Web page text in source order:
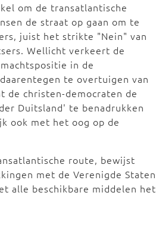
om de transatlantische
de straat op gaan om te
juist het strikte "Nein" van
Wellicht verkeert de
in de
te overtuigen van
de christen-democraten de
Duitsland' te benadrukken
ook met het oog op de
route, bewijst
met de Verenigde Staten
alle beschikbare middelen het